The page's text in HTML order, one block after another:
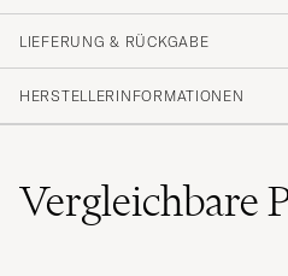
Super Quality-must
FABIAN F GEKAUFT AM
bestilling
TONE H GEKAUFT AM AUF
LIEFERUNG & RÜCKGABE
HERSTELLERINFORMATIONEN
Vergleichbare